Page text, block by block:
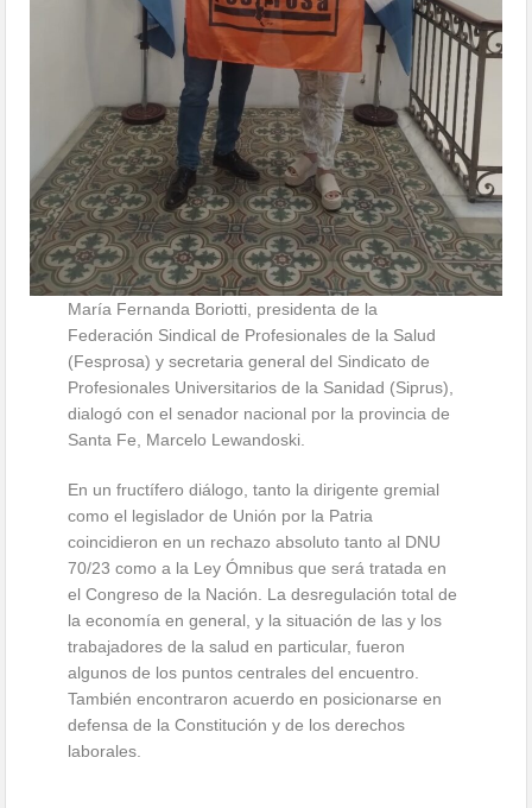
María Fernanda Boriotti, presidenta de la
Federación Sindical de Profesionales de la Salud
(Fesprosa) y secretaria general del Sindicato de
Profesionales Universitarios de la Sanidad (Siprus),
dialogó con el senador nacional por la provincia de
Santa Fe, Marcelo Lewandoski.
En un fructífero diálogo, tanto la dirigente gremial
como el legislador de Unión por la Patria
coincidieron en un rechazo absoluto tanto al DNU
70/23 como a la Ley Ómnibus que será tratada en
el Congreso de la Nación. La desregulación total de
la economía en general, y la situación de las y los
trabajadores de la salud en particular, fueron
algunos de los puntos centrales del encuentro.
También encontraron acuerdo en posicionarse en
defensa de la Constitución y de los derechos
laborales.